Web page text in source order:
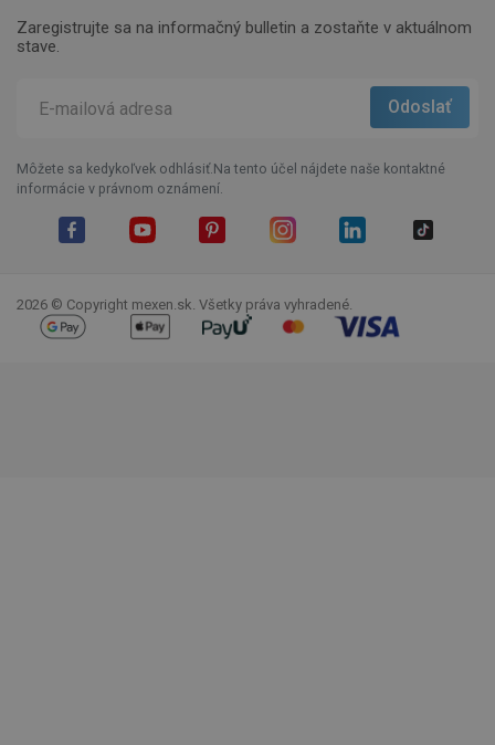
Zaregistrujte sa na informačný bulletin a zostaňte v aktuálnom
stave.
Môžete sa kedykoľvek odhlásiť.Na tento účel nájdete naše kontaktné
informácie v právnom oznámení.
2026 © Copyright mexen.sk. Všetky práva vyhradené.